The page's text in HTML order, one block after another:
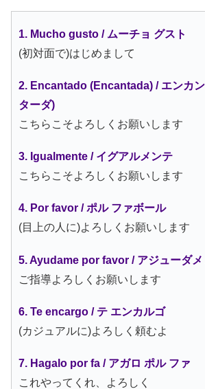
1. Mucho gusto / ムーチョ グスト
(初対面で)はじめまして
2. Encantado (Encantada) / エンカ
ターダ)
こちらこそよろしくお願いします
3. Igualmente / イグアルメンテ
こちらこそよろしくお願いします
4. Por favor / ポル ファボール
(目上の人に)よろしくお願いします
5. Ayudame por favor / アジューダメ
ご指導よろしくお願いします
6. Te encargo / テ エンカルゴ
(カジュアルに)よろしく頼むよ
7. Hagalo por fa / アガロ ポル ファ
これやってくれ、よろしく